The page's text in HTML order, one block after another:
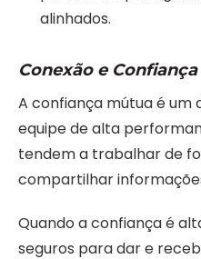
alinhados.
Conexão e Confiança
A confiança mútua é um
equipe de alta
tendem a trabalhar de
compartilhar
Quando a confiança é
seguros para dar e